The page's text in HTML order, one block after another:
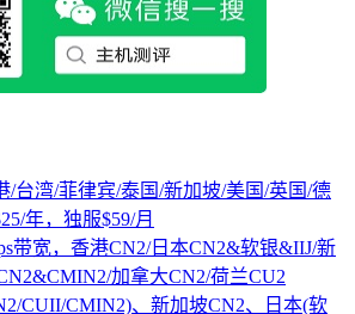
/台湾/菲律宾/泰国/新加坡/美国/英国/德
年，独服$59/月
带宽，香港CN2/日本CN2&软银&IIJ/新
加拿大CN2/荷兰CU2
CUII/CMIN2)、新加坡CN2、日本(软